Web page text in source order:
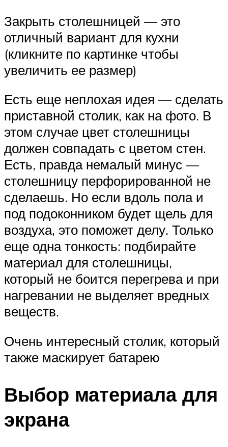
Закрыть столешницей — это
отличный вариант для кухни
(кликните по картинке чтобы
увеличить ее размер)
Есть еще неплохая идея — сделать
приставной столик, как на фото. В
этом случае цвет столешницы
должен совпадать с цветом стен.
Есть, правда немалый минус —
столешницу перфорированной не
сделаешь. Но если вдоль пола и
под подоконником будет щель для
воздуха, это поможет делу. Только
еще одна тонкость: подбирайте
материал для столешницы,
который не боится перегрева и при
нагревании не выделяет вредных
веществ.
Очень интересный столик, который
также маскирует батарею
Выбор материала для
экрана